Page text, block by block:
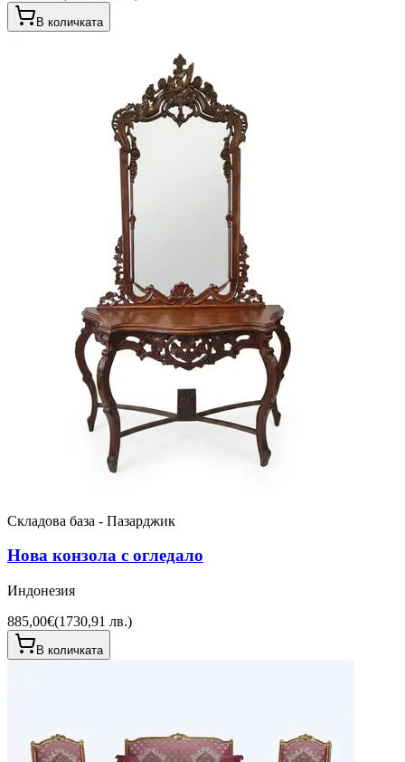
В количката
Складова база - Пазарджик
Нова конзола с огледало
Индонезия
885,00€(1730,91 лв.)
В количката